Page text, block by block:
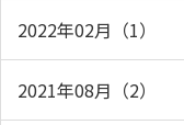
2022年02月（1）
2021年08月（2）